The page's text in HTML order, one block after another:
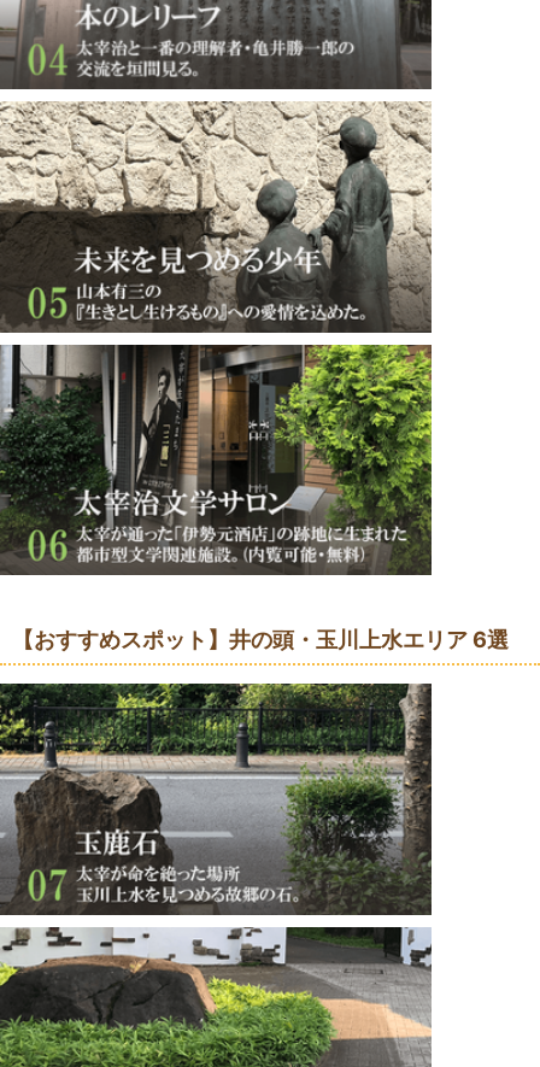
【おすすめスポット】井の頭・玉川上水エリア 6選